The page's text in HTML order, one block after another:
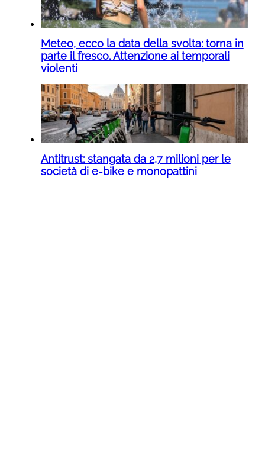
Meteo, ecco la data della svolta: torna in
parte il fresco. Attenzione ai temporali
violenti
Antitrust: stangata da 2,7 milioni per le
società di e-bike e monopattini